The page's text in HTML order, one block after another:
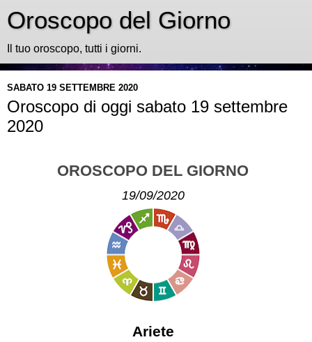
Oroscopo del Giorno
Il tuo oroscopo, tutti i giorni.
SABATO 19 SETTEMBRE 2020
Oroscopo di oggi sabato 19 settembre
2020
OROSCOPO DEL GIORNO
19/09/2020
Ariete